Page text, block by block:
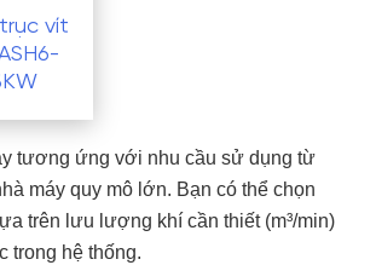
vít
tương ứng với nhu cầu sử dụng từ
máy quy mô lớn. Bạn có thể chọn
trên lưu lượng khí cần thiết (m³/min)
trong hệ thống.